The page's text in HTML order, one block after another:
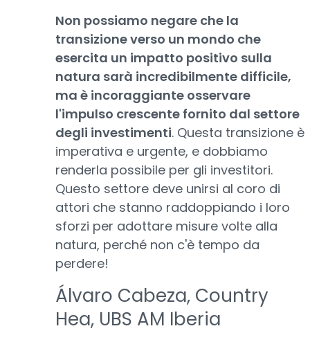
Non possiamo negare che la
transizione verso un mondo che
esercita un impatto positivo sulla
natura sarà incredibilmente difficile,
ma è incoraggiante osservare
l'impulso crescente fornito dal settore
degli investimenti. Questa transizione è
imperativa e urgente, e dobbiamo
renderla possibile per gli investitori.
Questo settore deve unirsi al coro di
attori che stanno raddoppiando i loro
sforzi per adottare misure volte alla
natura, perché non c'è tempo da
perdere!
Álvaro Cabeza, Country
Hea, UBS AM Iberia